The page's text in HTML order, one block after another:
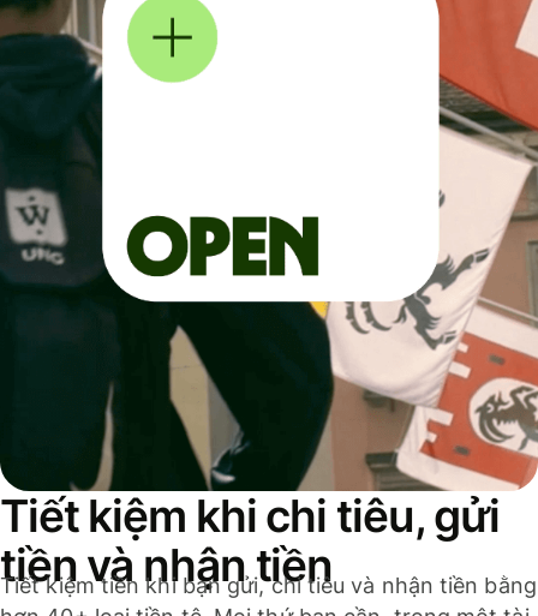
Tiết kiệm khi chi tiêu, gửi
tiền và nhận tiền
Tiết kiệm tiền khi bạn gửi, chi tiêu và nhận tiền bằng